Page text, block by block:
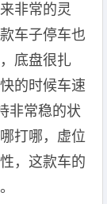
非常的灵
车子停车也
底盘很扎
的时候车速
非常稳的状
打哪，虚位
，这款车的